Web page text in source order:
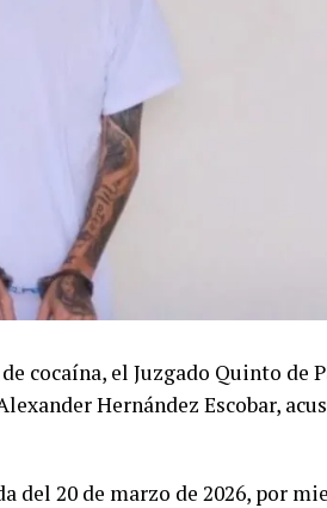
cocaína, el Juzgado Quinto de
Hernández Escobar,
20 de marzo de 2026, por